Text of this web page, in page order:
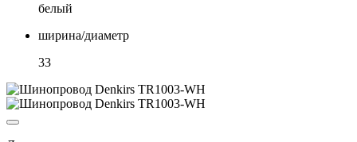
белый
ширина/диаметр
33